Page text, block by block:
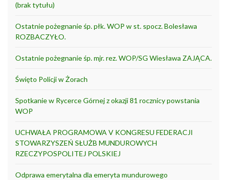
(brak tytułu)
Ostatnie pożegnanie śp. płk. WOP w st. spocz. Bolesława
ROZBACZYŁO.
Ostatnie pożegnanie śp. mjr. rez. WOP/SG Wiesława ZAJĄCA.
Święto Policji w Żorach
Spotkanie w Rycerce Górnej z okazji 81 rocznicy powstania
WOP
UCHWAŁA PROGRAMOWA V KONGRESU FEDERACJI
STOWARZYSZEŃ SŁUŻB MUNDUROWYCH
RZECZYPOSPOLITEJ POLSKIEJ
Odprawa emerytalna dla emeryta mundurowego